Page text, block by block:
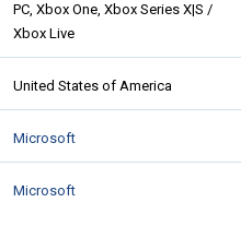
PC, Xbox One, Xbox Series X|S /
Xbox Live
United States of America
Microsoft
Microsoft